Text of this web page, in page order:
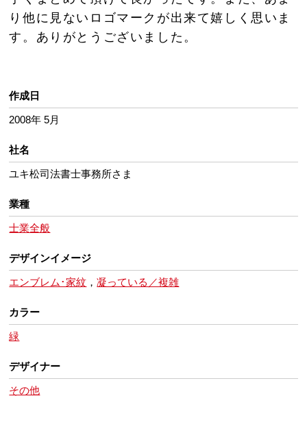
り他に見ないロゴマークが出来て嬉しく思いま
す。ありがとうございました。
作成日
2008年 5月
社名
ユキ松司法書士事務所さま
業種
士業全般
デザインイメージ
エンブレム･家紋 ，凝っている／複雑
カラー
緑
デザイナー
その他